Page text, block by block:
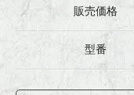
販売価格
型番